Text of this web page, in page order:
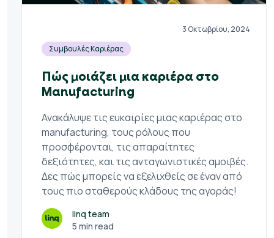
3 Οκτωβρίου, 2024
Συμβουλές Καριέρας
Πώς μοιάζει μια καριέρα στο
Manufacturing
Ανακάλυψε τις ευκαιρίες μιας καριέρας στο
manufacturing, τους ρόλους που
προσφέρονται, τις απαραίτητες
δεξιότητες, και τις ανταγωνιστικές αμοιβές.
Δες πώς μπορείς να εξελιχθείς σε έναν από
τους πιο σταθερούς κλάδους της αγοράς!
linq team
5 min read